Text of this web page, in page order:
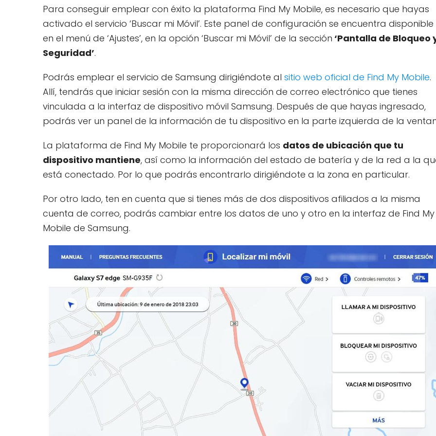
Para conseguir emplear con éxito la plataforma Find My Mobile, es necesario que hayas
activado el servicio ‘Buscar mi Móvil’. Este panel de configuración se encuentra disponible
en el menú de ‘Ajustes’, en la opción ‘Buscar mi Móvil’ de la sección ‘Pantalla de Bloqueo
Seguridad’.
Podrás emplear el servicio de Samsung dirigiéndote al sitio web oficial de Find My Mobile.
Allí, tendrás que iniciar sesión con la misma dirección de correo electrónico que tienes
vinculada a la interfaz de dispositivo móvil Samsung. Después de que hayas ingresado,
podrás ver un panel de la información de tu dispositivo en la parte izquierda de la
La plataforma de Find My Mobile te proporcionará los datos de ubicación que tu
dispositivo mantiene, así como la información del estado de batería y de la red a la
está conectado. Por lo que podrás encontrarlo dirigiéndote a la zona en particular.
Por otro lado, ten en cuenta que si tienes más de dos dispositivos afiliados a la misma
cuenta de correo, podrás cambiar entre los datos de uno y otro en la interfaz de Find My
Mobile de Samsung.